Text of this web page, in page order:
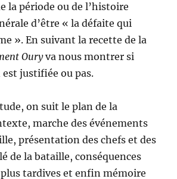
la période ou de l’histoire
d’être « la défaite qui
». En suivant la recette de la
Ouryva nous montrer si
justifiée ou pas.
on suit le plan de la
marche des événements
présentation des chefs et des
de la bataille, conséquences
tardives et enfin mémoire